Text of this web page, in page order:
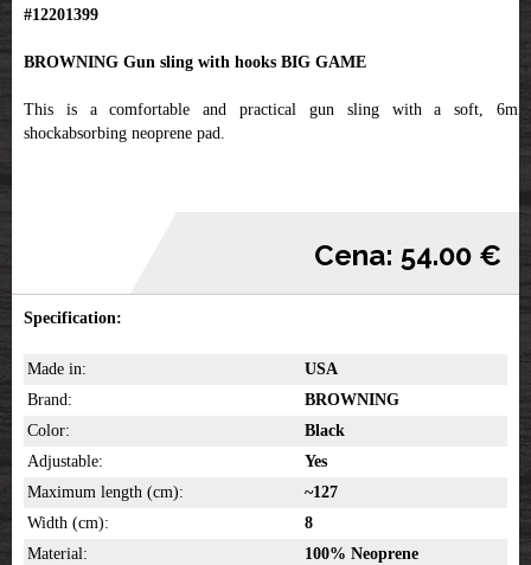
#12201399
BROWNING Gun sling with hooks BIG GAME
This is a comfortable and practical gun sling with a soft, 6mm
shockabsorbing neoprene pad.
Cena: 54.00 €
Specification:
Made in:
USA
Brand:
BROWNING
Color:
Black
Adjustable:
Yes
Maximum length (cm):
~127
Width (cm):
8
Material:
100% Neoprene